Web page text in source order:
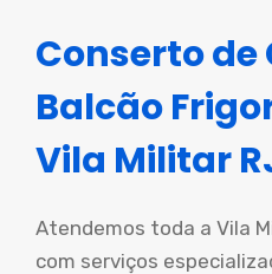
Conserto de
Balcão
Vila Militar
Atendemos toda a Vila
com serviços